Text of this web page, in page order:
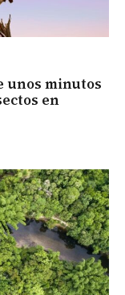
unos minutos
en